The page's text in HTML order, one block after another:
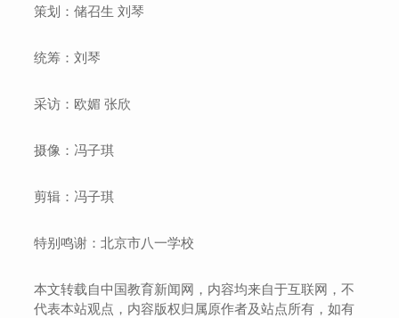
策划：储召生 刘琴
统筹：刘琴
采访：欧媚 张欣
摄像：冯子琪
剪辑：冯子琪
特别鸣谢：北京市八一学校
本文转载自中国教育新闻网，内容均来自于互联网，不
代表本站观点，内容版权归属原作者及站点所有，如有